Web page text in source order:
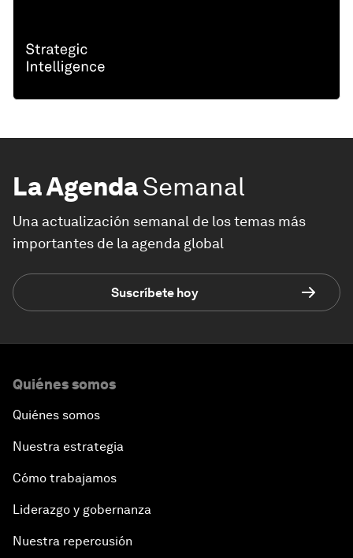
La AgendaSemanal
Una actualización semanal de los temas más
importantes de la agenda global
Suscríbete hoy
Quiénes somos
Quiénes somos
Nuestra estrategia
Cómo trabajamos
Liderazgo y gobernanza
Nuestra repercusión